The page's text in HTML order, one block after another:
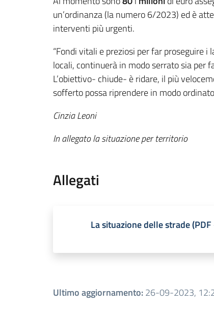
un’ordinanza (la numero 6/2023) ed è
interventi più urgenti.
“Fondi vitali e preziosi per far proseguire i
locali, continuerà in modo serrato sia per
L’obiettivo- chiude- è ridare, il più
sofferto possa riprendere in modo
Cinzia Leoni
In allegato la situazione per territorio
Allegati
La situazione delle strade(PDF
Ultimo aggiornamento:26-09-2023,